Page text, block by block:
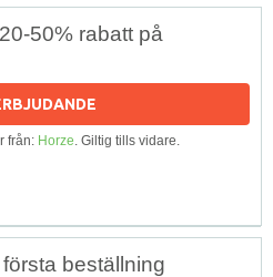
50% rabatt på
från: Horze. Giltig tills vidare.
beställning